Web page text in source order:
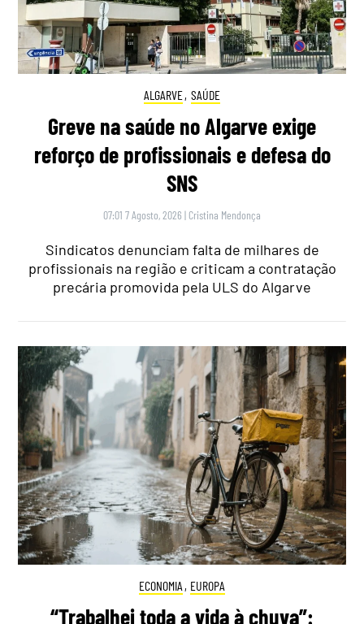
ALGARVE, SAÚDE
Greve na saúde no Algarve exige
reforço de profissionais e defesa do
SNS
07:01 7 Agosto, 2026 | Cristina Mendonça
Sindicatos denunciam falta de milhares de
profissionais na região e criticam a contratação
precária promovida pela ULS do Algarve
ECONOMIA , EUROPA
“Trabalhei toda a vida à chuva”: